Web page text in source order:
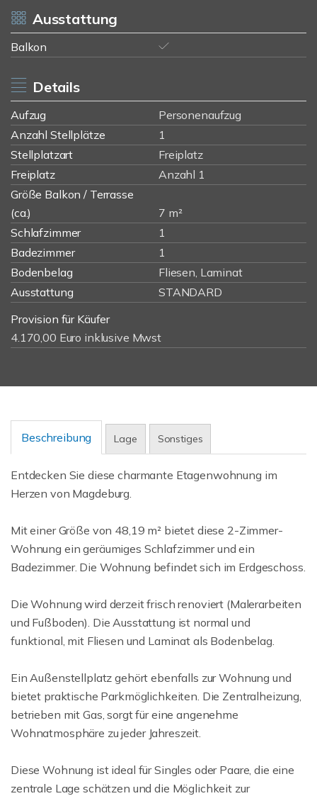
Ausstattung
Balkon
Details
Aufzug
Personenaufzug
Anzahl Stellplätze
1
Stellplatzart
Freiplatz
Freiplatz
Anzahl 1
Größe Balkon / Terrasse
(ca.)
7 m²
Schlafzimmer
1
Badezimmer
1
Bodenbelag
Fliesen, Laminat
Ausstattung
STANDARD
Provision für Käufer
4.170,00 Euro inklusive Mwst
Beschreibung Lage Sonstiges
Entdecken Sie diese charmante Etagenwohnung im
Herzen von Magdeburg.
Mit einer Größe von 48,19 m² bietet diese 2-Zimmer-
Wohnung ein geräumiges Schlafzimmer und ein
Badezimmer. Die Wohnung befindet sich im Erdgeschoss.
Die Wohnung wird derzeit frisch renoviert (Malerarbeiten
und Fußboden). Die Ausstattung ist normal und
funktional, mit Fliesen und Laminat als Bodenbelag.
Ein Außenstellplatz gehört ebenfalls zur Wohnung und
bietet praktische Parkmöglichkeiten. Die Zentralheizung,
betrieben mit Gas, sorgt für eine angenehme
Wohnatmosphäre zu jeder Jahreszeit.
Diese Wohnung ist ideal für Singles oder Paare, die eine
zentrale Lage schätzen und die Möglichkeit zur